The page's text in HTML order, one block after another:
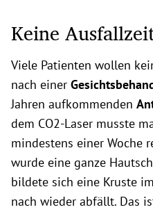
Keine
Viele Patienten wollen
nach einer
Jahren aufkommenden
dem CO2-Laser musste
mindestens einer Woche
wurde eine ganze
bildete sich eine Kruste
nach wieder abfällt. Das